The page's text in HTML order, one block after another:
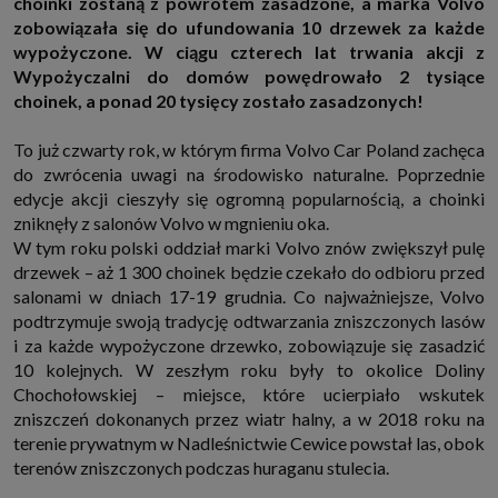
http://www.sagier.pl/
Jeżeli wyrazisz zgodę, o którą wyżej prosimy, administratorami Twoich
danych osobowych będą także nasi Zaufani Partnerzy. Listę Zaufanych
Partnerów możesz sprawdzić w każdym momencie na stronie naszej
i tam też zmodyfikować lub cofnąć swoje zgody.
Twoje dane przetwarzamy w następujących celach:
1. Jeśli zawieramy z Tobą umowę o realizację danej usługi (np. usługi
zapewniającej Ci możliwość zapoznania się z jednym z naszych serwisów
w oparciu o treść regulaminu tego serwisu), to możemy przetwarzać
Twoje dane w zakresie niezbędnym do realizacji tej umowy.
2. Zapewnianie bezpieczeństwa usługi (np. sprawdzenie, czy do Twojego
konta nie loguje się nieuprawniona osoba), dokonanie pomiarów
statystycznych, ulepszanie naszych usług i dopasowanie ich do potrzeb i
wygody użytkowników (np. personalizowanie treści w usługach), jak
również prowadzenie marketingu i promocji własnych usług (np. jeśli
interesujesz się motoryzacją i oglądasz artykuły w biznesistyl.pl lub na
innych stronach internetowych, to możemy Ci wyświetlić reklamę
dotyczącą artykułu w serwisie biznesistyl.pl/automoto. Takie
przetwarzanie danych to realizacja naszych prawnie uzasadnionych
interesów.
3. Za Twoją zgodą usługi marketingowe dostarczą Ci nasi Zaufani
Partnerzy oraz my dla podmiotów trzecich. Aby móc pokazać interesujące
Cię reklamy (np. produktu, którego możesz potrzebować) reklamodawcy i
ich przedstawiciele chcieliby mieć możliwość przetwarzania Twoich
zobowiązała się do ufundowania 10 drzewek za każde
wypożyczone. W ciągu czterech lat trwania akcji z
Wypożyczalni do domów powędrowało 2 tysiące
choinek, a ponad 20 tysięcy zostało zasadzonych!
To już czwarty rok, w którym firma Volvo Car Poland zachęca
do zwrócenia uwagi na środowisko naturalne. Poprzednie
edycje akcji cieszyły się ogromną popularnością, a choinki
zniknęły z salonów Volvo w mgnieniu oka.
W tym roku polski oddział marki Volvo znów zwiększył pulę
drzewek – aż 1 300 choinek będzie czekało do odbioru przed
salonami w dniach 17-19 grudnia. Co najważniejsze, Volvo
podtrzymuje swoją tradycję odtwarzania zniszczonych lasów
i za każde wypożyczone drzewko, zobowiązuje się zasadzić
10 kolejnych. W zeszłym roku były to okolice Doliny
Chochołowskiej – miejsce, które ucierpiało wskutek
zniszczeń dokonanych przez wiatr halny, a w 2018 roku na
terenie prywatnym w Nadleśnictwie Cewice powstał las, obok
terenów zniszczonych podczas huraganu stulecia.